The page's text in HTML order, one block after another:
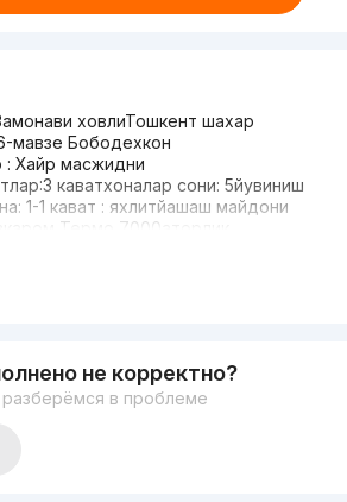
ховлиТошкент шахар
мавзе Бободехкон
: Хайр масжидни
каватхоналар сони: 5йувиниш
1-1 кават : яхлитйашаш майдони
Термо 7000аторлик
муаммо йукинстограм
909140070946124747
не корректно?
в проблеме